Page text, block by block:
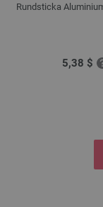
Rundsticka
5,38 $